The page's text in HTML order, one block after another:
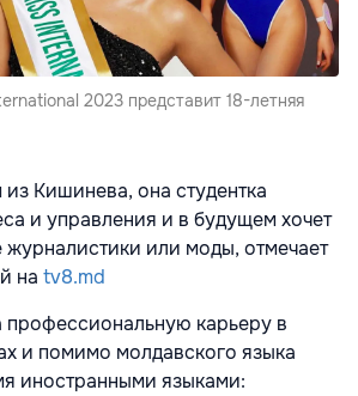
2023 представит 18-летняя
Кишинева, она студентка
и управления и в будущем хочет
журналистики или моды, отмечает
на tv8.md
карьеру в
и помимо молдавского языка
иностранными языками: